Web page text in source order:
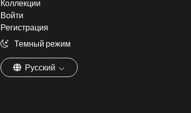
Коллекции
Войти
Регистрация
Темный режим
Русский